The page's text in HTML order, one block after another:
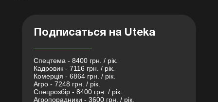
Подписаться на Uteka
Спецтема - 8400 грн. / рік.
Кадровик - 7116 грн. / рік.
Комерція - 6864 грн. / рік.
Агро - 7248 грн. / рік.
Спецрозбір - 8400 грн. / рік.
Агропорадники - 3600 грн. / рік.